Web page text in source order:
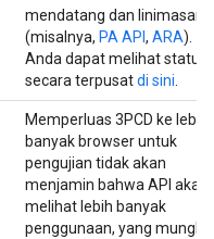
mendatang dan
(misalnya, PA API, ARA).
Anda dapat melihat status
secara terpusatdi sini
Memperluas 3PCD ke lebih
banyak browser untuk
pengujian tidak akan
menjamin bahwa API akan
melihat lebih banyak
penggunaan, yang mungkin